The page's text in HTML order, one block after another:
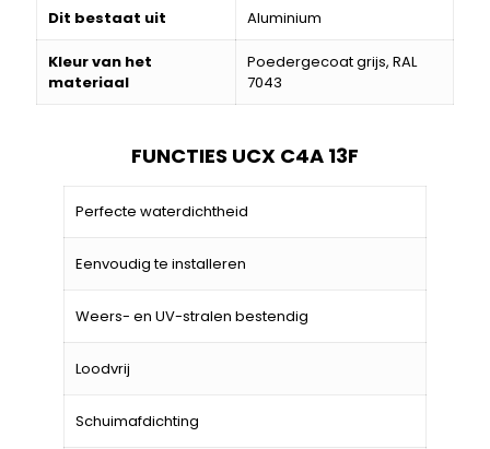
Dit bestaat uit Aluminium
Kleur van het
materiaal
Poedergecoat grijs, RAL
7043
FUNCTIES UCX C4A 13F
Perfecte waterdichtheid
Eenvoudig te installeren
Weers- en UV-stralen bestendig
Loodvrij
Schuimafdichting